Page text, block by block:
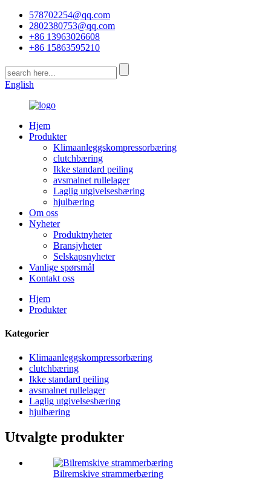
578702254@qq.com
2802380753@qq.com
+86 13963026608
+86 15863595210
English
Hjem
Produkter
Klimaanleggskompressorbæring
clutchbæring
Ikke standard peiling
avsmalnet rullelager
Laglig utgivelsesbæring
hjulbæring
Om oss
Nyheter
Produktnyheter
Bransjyheter
Selskapsnyheter
Vanlige spørsmål
Kontakt oss
Hjem
Produkter
Kategorier
Klimaanleggskompressorbæring
clutchbæring
Ikke standard peiling
avsmalnet rullelager
Laglig utgivelsesbæring
hjulbæring
Utvalgte produkter
Bilremskive strammerbæring